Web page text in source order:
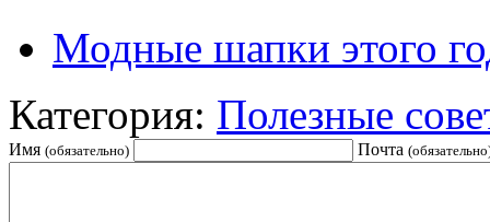
Модные шапки этого
Категория: Полезные
Имя (обязательно) Почта